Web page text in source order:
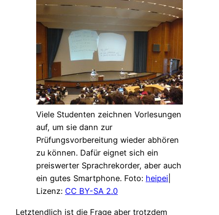
Viele Studenten zeichnen Vorlesungen
auf, um sie dann zur
Prüfungsvorbereitung wieder abhören
zu können. Dafür eignet sich ein
preiswerter Sprachrekorder, aber auch
ein gutes Smartphone. Foto: heipei
Lizenz: CC BY-SA 2.0
Letztendlich ist die Frage aber trotzdem